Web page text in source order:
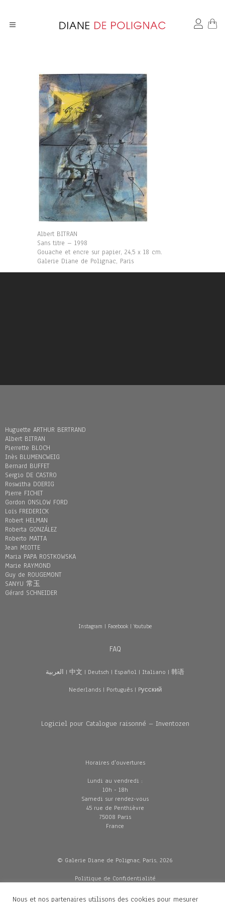
Albert BITRAN
Sans titre – 1998
Gouache et encre sur papier, 24,5 x 18 cm.
Galerie Diane de Polignac, Paris
Huguette ARTHUR BERTRAND
Albert BITRAN
Pierrette BLOCH
Inès BLUMENCWEIG
Bernard BUFFET
Sergio DE CASTRO
Roswitha DOERIG
Pierre FICHET
Gordon ONSLOW FORD
Loïs FREDERICK
Robert HELMAN
Roberta GONZÁLEZ
Roberto MATTA
Jean MIOTTE
Maria PAPA ROSTKOWSKA
Marie RAYMOND
Guy de ROUGEMONT
SANYU 常玉
Gérard SCHNEIDER
Instagram | Facebook| Youtube
FAQ
العربية | 中文 | Deutsch | Español | Italiano | 韩语
Nederlands| Português| Pусский
Logiciel pour Catalogue raisonné – Inventozen
Horaires d'ouvertures
Lundi au vendredi :
10h - 18h
Samedi sur rendez-vous
45 rue de Penthièvre
75008 Paris
France
© Galerie Diane de Polignac, Paris, 2026
Politique de Confidentialité
Mentions légales
Nous et nos partenaires utilisons des cookies pour mesurer